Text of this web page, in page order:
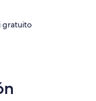
gratuito